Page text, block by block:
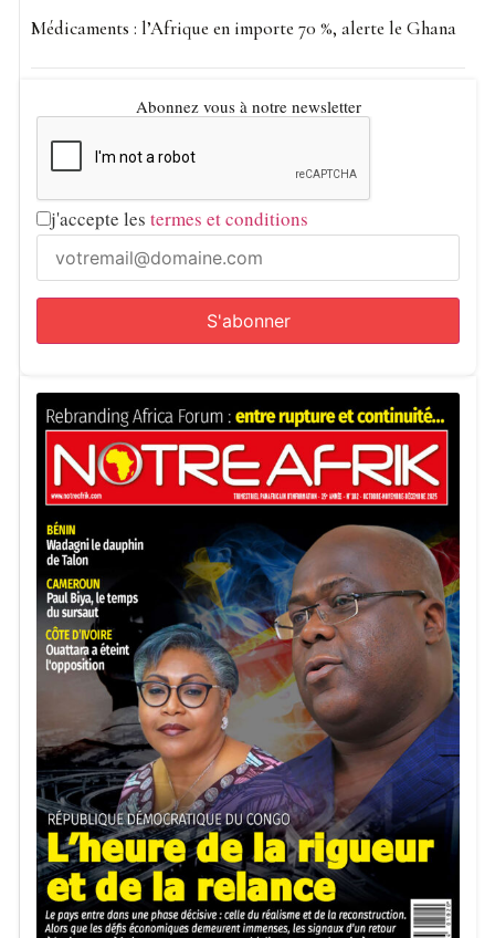
Médicaments : l’Afrique en importe 70 %, alerte le Ghana
Abonnez vous à notre newsletter
j'accepte les termes et conditions